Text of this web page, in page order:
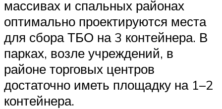
массивах и спальных районах
оптимально проектируются места
для сбора ТБО на 3 контейнера. В
парках, возле учреждений, в
районе торговых центров
достаточно иметь площадку на 1–2
контейнера.